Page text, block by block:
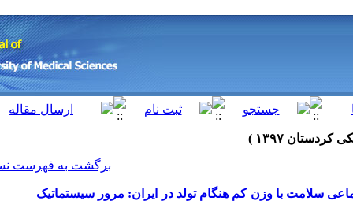
در ایران: مرور سیستماتیک